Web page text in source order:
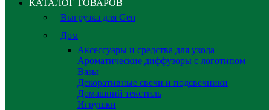
КАТАЛОГ ТОВАРОВ
Выгрузка для Gen
Дом
Аксессуары и средства для ухода
Ароматические диффузоры с логотипом
Вазы
Декоративные свечи и подсвечники
Домашний текстиль
Игрушки